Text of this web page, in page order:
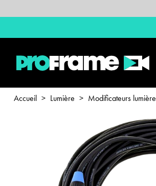
Accueil > Lumière > Modificateurs lumière